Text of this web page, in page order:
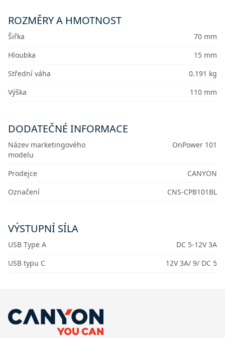
ROZMĚRY A HMOTNOST
Šiřka
70 mm
Hloubka
15 mm
Střední váha
0.191 kg
Výška
110 mm
DODATEČNÉ INFORMACE
Název marketingového
modelu
OnPower 101
Prodejce
CANYON
Označení
CNS-CPB101BL
VÝSTUPNÍ SÍLA
USB Type A
DC 5-12V 3A
USB typu C
12V 3A/ 9/ DC 5